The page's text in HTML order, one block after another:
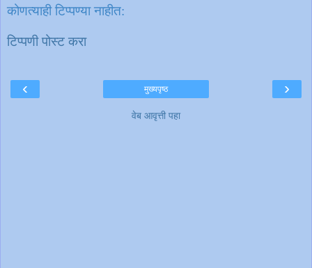
कोणत्याही टिप्पण्‍या नाहीत:
टिप्पणी पोस्ट करा
‹ ›
मुख्यपृष्ठ
वेब आवृत्ती पहा